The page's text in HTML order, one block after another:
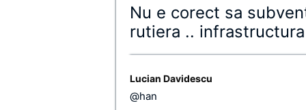
Nu e corect sa
rutiera ..
Lucian Davidescu
@han